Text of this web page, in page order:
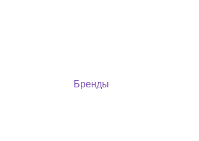
Бренды